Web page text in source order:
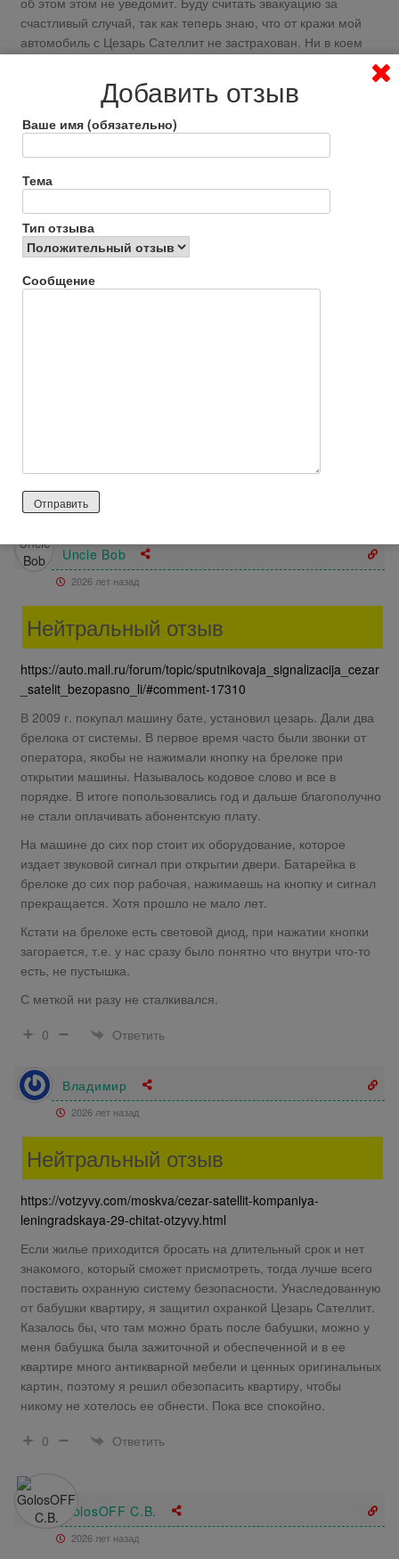
счастливый случай, так как теперь знаю, что от кражи мой
автомобиль с Цезарь Сателлит не застрахован. Ни в коем
случае не пользуйтесь данной охраной! Лучше застраховать
свой авто по тоталу, так намного спокойнее, будет с кого
спрос держать.
0
Ответить
Гость
2026 лет назад
Отрицательный отзыв
Uncle Bob
2026 лет назад
Нейтральный отзыв
https://auto.mail.ru/forum/topic/sputnikovaja_signalizacija_cezar
_satelit_bezopasno_li/#comment-17310
В 2009 г. покупал машину бате, установил цезарь. Дали два
брелока от системы. В первое время часто были звонки от
оператора, якобы не нажимали кнопку на брелоке при
открытии машины. Называлось кодовое слово и все в
порядке. В итоге попользовались год и дальше благополучно
не стали оплачивать абонентскую плату.
На машине до сих пор стоит их оборудование, которое
издает звуковой сигнал при открытии двери. Батарейка в
брелоке до сих пор рабочая, нажимаешь на кнопку и сигнал
прекращается. Хотя прошло не мало лет.
Кстати на брелоке есть световой диод, при нажатии кнопки
загорается, т.е. у нас сразу было понятно что внутри что-то
есть, не пустышка.
С меткой ни разу не сталкивался.
0
Ответить
Владимир
2026 лет назад
Нейтральный отзыв
https://votzyvy.com/moskva/cezar-satellit-kompaniya-
leningradskaya-29-chitat-otzyvy.html
Если жилье приходится бросать на длительный срок и нет
знакомого, который сможет присмотреть, тогда лучше всего
поставить охранную систему безопасности. Унаследованную
от бабушки квартиру, я защитил охранкой Цезарь Сателлит.
Казалось бы, что там можно брать после бабушки, можно у
меня бабушка была зажиточной и обеспеченной и в ее
квартире много антикварной мебели и ценных оригинальных
картин, поэтому я решил обезопасить квартиру, чтобы
никому не хотелось ее обнести. Пока все спокойно.
0
Ответить
GolosOFF C.B.
2026 лет назад
Добавить отзыв
Ваше имя (обязательно)
Тема
Тип отзыва
Сообщение